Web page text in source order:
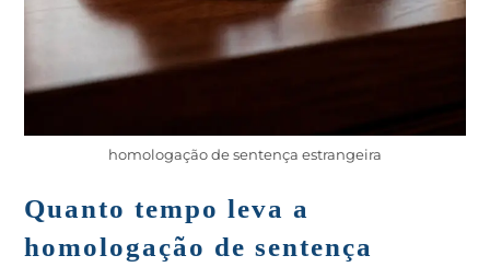
homologação de sentença estrangeira
Quanto tempo leva a
homologação de sentença